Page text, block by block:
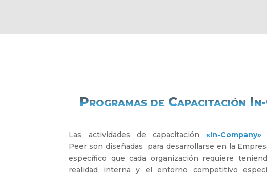
Programas de Capacitación In-
Las actividades de capacitación«In-Company»
Peer son diseñadas para desarrollarse en la
específico que cada organización requiere
realidad interna y el entorno competitivo